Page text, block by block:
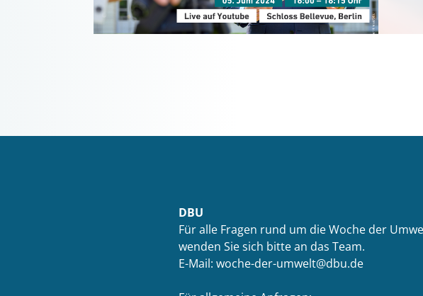
DBU
Für alle Fragen rund um die Woche der
wenden Sie sich bitte an das Team.
E-Mail: woche-der-umwelt@dbu.de